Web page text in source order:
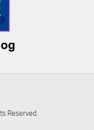
Reserved.